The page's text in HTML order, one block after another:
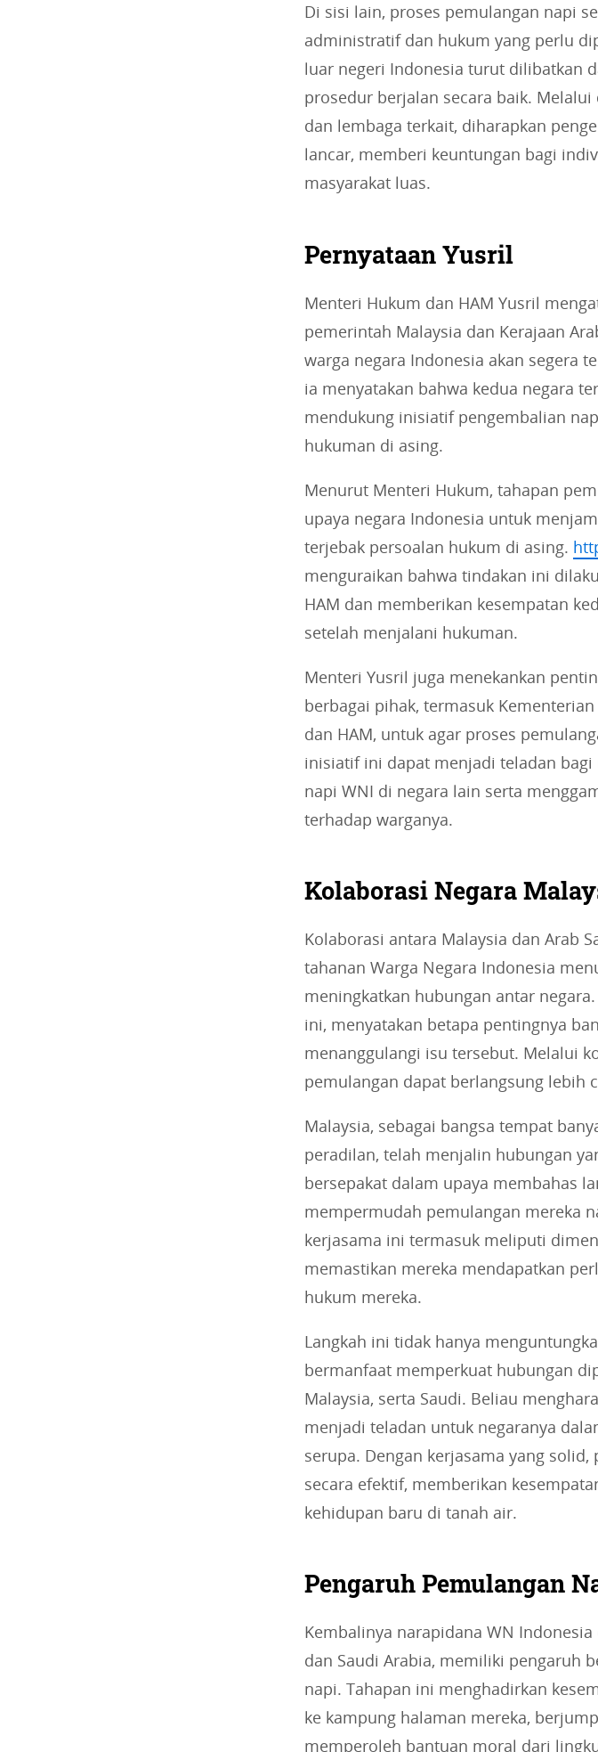
Di sisi lain, proses pemulangan napi
administratif dan hukum yang perlu
luar negeri Indonesia turut dilibatkan
prosedur berjalan secara baik.
dan lembaga terkait, diharapkan
lancar, memberi keuntungan bagi
masyarakat luas.
Pernyataan Yusril
Menteri Hukum dan HAM Yusril
pemerintah Malaysia dan Kerajaan
warga negara Indonesia akan segera
ia menyatakan bahwa kedua negara
mendukung inisiatif pengembalian
hukuman di asing.
Menurut Menteri Hukum, tahapan
upaya negara Indonesia untuk
terjebak persoalan hukum di asing.
menguraikan bahwa tindakan ini
HAM dan memberikan kesempatan
setelah menjalani hukuman.
Menteri Yusril juga menekankan
berbagai pihak, termasuk
dan HAM, untuk agar proses
inisiatif ini dapat menjadi teladan
napi WNI di negara lain serta
terhadap warganya.
Kolaborasi Negara
Kolaborasi antara Malaysia dan Arab
tahanan Warga Negara Indonesia
meningkatkan hubungan antar
ini, menyatakan betapa pentingnya
menanggulangi isu tersebut. Melalui
pemulangan dapat berlangsung lebih
Malaysia, sebagai bangsa tempat
peradilan, telah menjalin hubungan
bersepakat dalam upaya membahas
mempermudah pemulangan mereka
kerjasama ini termasuk meliputi
memastikan mereka mendapatkan
hukum mereka.
Langkah ini tidak hanya
bermanfaat memperkuat hubungan
Malaysia, serta Saudi. Beliau
menjadi teladan untuk negaranya
serupa. Dengan kerjasama yang
secara efektif, memberikan
kehidupan baru di tanah air.
Pengaruh Pemulangan
Kembalinya narapidana WN
dan Saudi Arabia, memiliki pengaruh
napi. Tahapan ini menghadirkan
ke kampung halaman mereka,
memperoleh bantuan moral dari